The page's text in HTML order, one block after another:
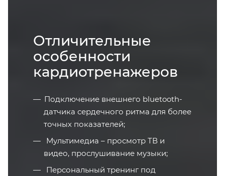
Отличительные
особенности
кардиотренажеров
Подключение внешнего bluetooth-
датчика сердечного ритма для более
точных показателей;
Мультимедиа – просмотр ТВ и
видео, прослушивание музыки;
Персональный тренинг под